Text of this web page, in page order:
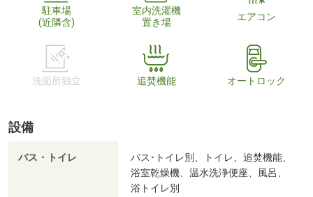
駐車場
(近隣含)
室内洗濯機
置き場
エアコン
洗面所独立 追焚機能 オートロック
設備
バス・トイレ
バス･トイレ別、トイレ、追焚機能、
浴室乾燥機、温水洗浄便座、風呂、
浴トイレ別